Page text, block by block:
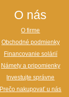
O nás
O firme
Obchodné podmienky
Financovanie solárií
Námety a pripomienky
Investujte správne
Prečo nakupovať u nás